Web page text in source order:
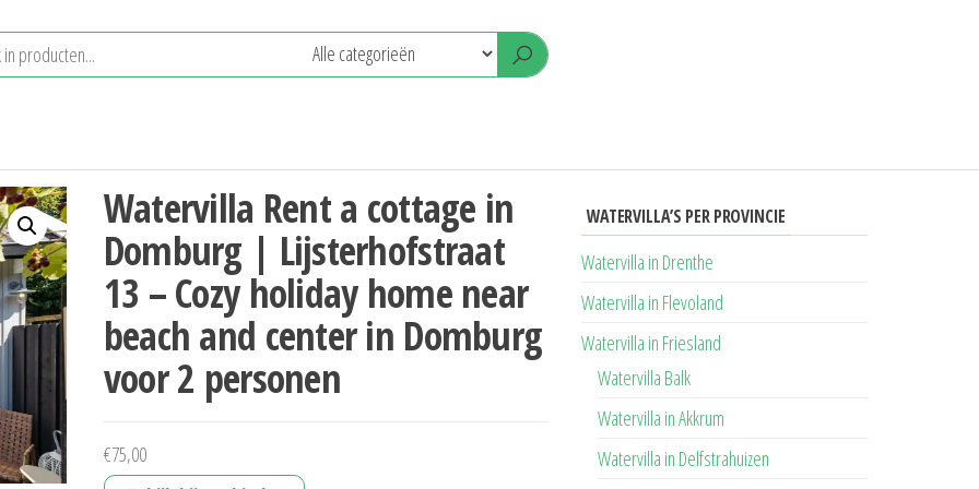
Watervilla Rent a cottage in
Domburg | Lijsterhofstraat
13 – Cozy holiday home near
beach and center in Domburg
voor 2 personen
€75,00
WATERVILLA’S PER PROVINCIE
Watervilla in Drenthe
Watervilla in Flevoland
Watervilla in Friesland
Watervilla Balk
Watervilla in Akkrum
Watervilla in Delfstrahuizen